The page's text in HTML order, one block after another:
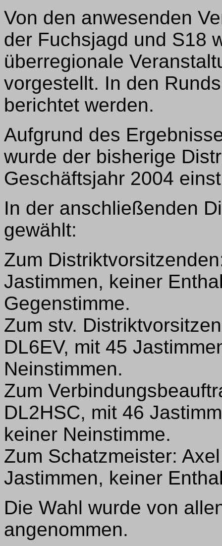
Von den anwesenden
der Fuchsjagd und S18
überregionale
vorgestellt. In den
berichtet werden.
Aufgrund des
wurde der bisherige
Geschäftsjahr 2004
In der anschließenden
gewählt:
Zum
Jastimmen, keiner
Gegenstimme.
Zum stv.
DL6EV, mit 45
Neinstimmen.
Zum
DL2HSC, mit 46
keiner Neinstimme.
Zum Schatzmeister:
Jastimmen, keiner
Die Wahl wurde von
angenommen.